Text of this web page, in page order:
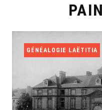
GÉNÉALOGIE LAËTITIA